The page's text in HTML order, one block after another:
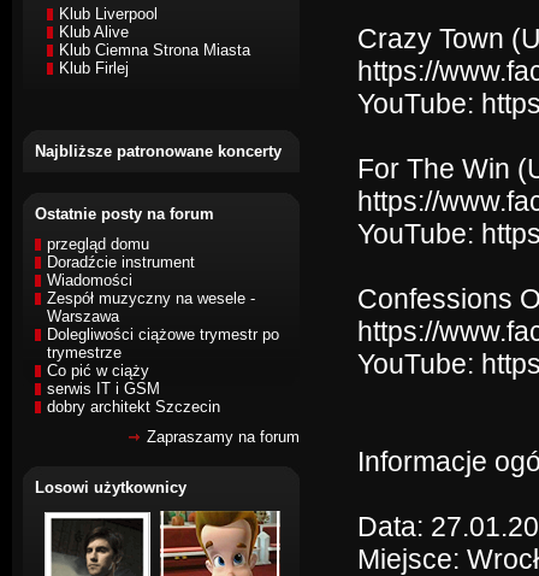
Klub Liverpool
Klub Alive
Klub Ciemna Strona Miasta
Klub Firlej
Najbliższe patronowane koncerty
Ostatnie posty na forum
przegląd domu
Doradźcie instrument
Wiadomości
Zespół muzyczny na wesele -
Warszawa
Dolegliwości ciążowe trymestr po
trymestrze
Co pić w ciąży
serwis IT i GSM
dobry architekt Szczecin
Zapraszamy na forum
Losowi użytkownicy
Crazy Town
https://
YouTube:
For The Win
https://
YouTube:
Confessions
https://
YouTube:
Informacje
Data:
Miejsce: